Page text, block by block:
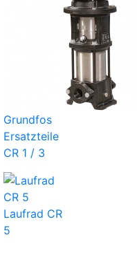
Grundfos
Ersatzteile
CR 1 / 3
Laufrad CR
5